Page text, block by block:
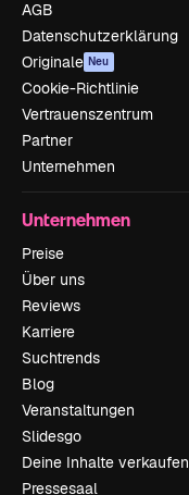
AGB
Datenschutzerklärung
Originale Neu
Cookie-Richtlinie
Vertrauenszentrum
Partner
Unternehmen
Unternehmen
Preise
Über uns
Reviews
Karriere
Suchtrends
Blog
Veranstaltungen
Slidesgo
Deine Inhalte verkaufen
Pressesaal